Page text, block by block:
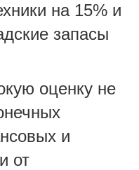
на 15% и
запасы
оценку не
и
от